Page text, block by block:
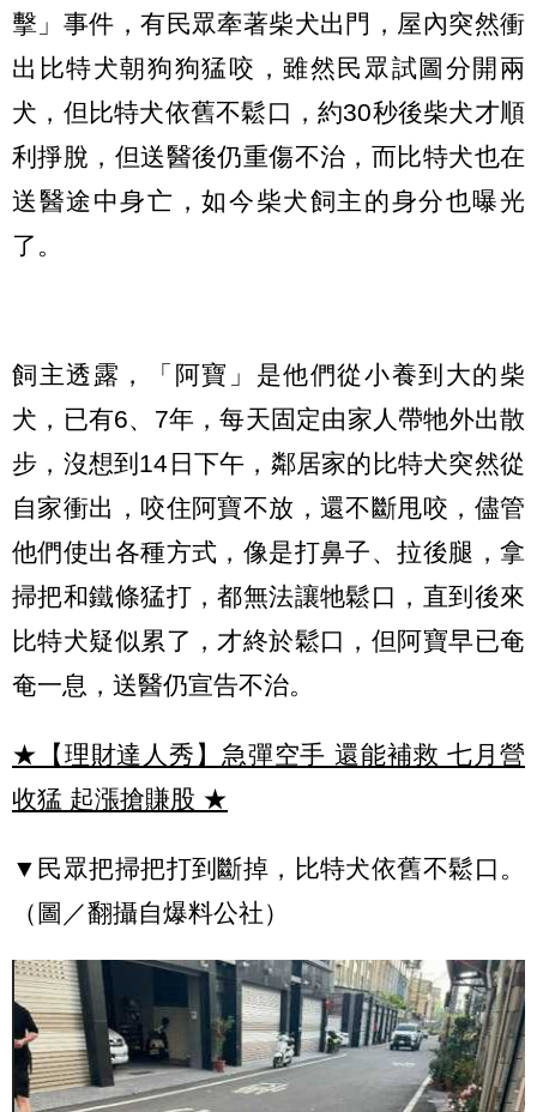
擊」事件，有民眾牽著柴犬出門，屋內突然衝
出比特犬朝狗狗猛咬，雖然民眾試圖分開兩
犬，但比特犬依舊不鬆口，約30秒後柴犬才順
利掙脫，但送醫後仍重傷不治，而比特犬也在
送醫途中身亡，如今柴犬飼主的身分也曝光
了。
飼主透露，「阿寶」是他們從小養到大的柴
犬，已有6、7年，每天固定由家人帶牠外出散
步，沒想到14日下午，鄰居家的比特犬突然從
自家衝出，咬住阿寶不放，還不斷甩咬，儘管
他們使出各種方式，像是打鼻子、拉後腿，拿
掃把和鐵條猛打，都無法讓牠鬆口，直到後來
比特犬疑似累了，才終於鬆口，但阿寶早已奄
奄一息，送醫仍宣告不治。
★【理財達人秀】急彈空手 還能補救 七月營
收猛 起漲搶賺股 ★
▼民眾把掃把打到斷掉，比特犬依舊不鬆口。
（圖／翻攝自爆料公社）